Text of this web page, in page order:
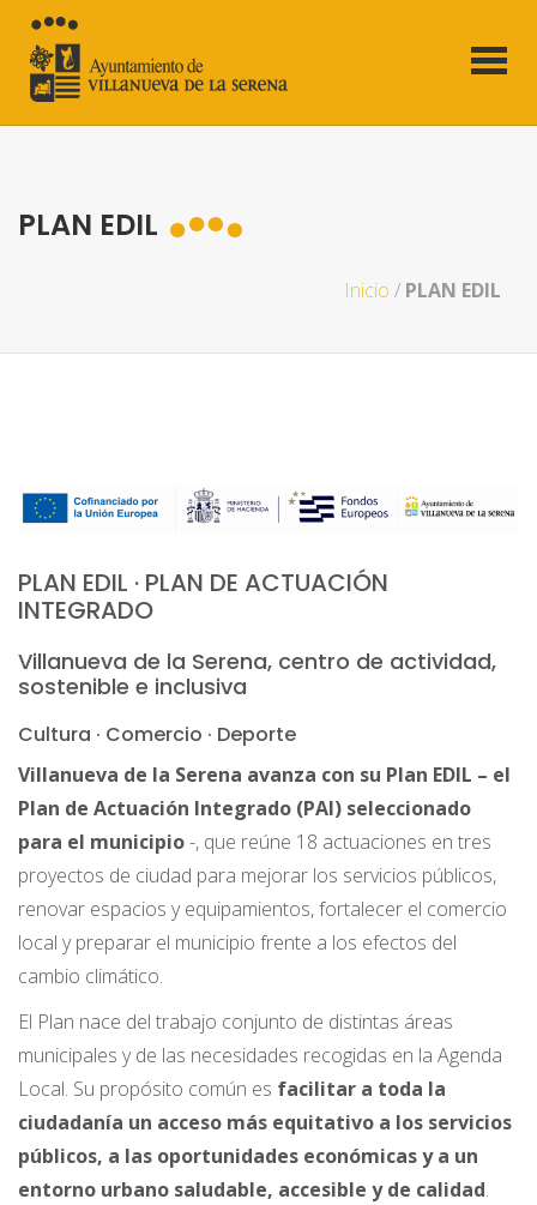
PLAN EDIL
Inicio / PLAN EDIL
PLAN EDIL · PLAN DE ACTUACIÓN
INTEGRADO
Villanueva de la Serena, centro de actividad,
sostenible e inclusiva
Cultura · Comercio · Deporte
Villanueva de la Serena avanza con su Plan EDIL – el
Plan de Actuación Integrado (PAI) seleccionado
para el municipio-, que reúne 18 actuaciones en tres
proyectos de ciudad para mejorar los servicios públicos,
renovar espacios y equipamientos, fortalecer el comercio
local y preparar el municipio frente a los efectos del
cambio climático.
El Plan nace del trabajo conjunto de distintas áreas
municipales y de las necesidades recogidas en la Agenda
Local. Su propósito común es facilitar a toda la
ciudadanía un acceso más equitativo a los servicios
públicos, a las oportunidades económicas y a un
entorno urbano saludable, accesible y de calidad.